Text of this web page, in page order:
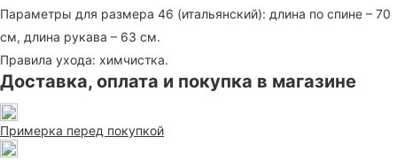
Параметры для размера 46 (итальянский): длина по спине – 70
см, длина рукава – 63 см.
Правила ухода: химчистка.
Доставка, оплата и покупка в магазине
Примерка перед покупкой